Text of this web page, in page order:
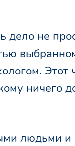
дело не
Этот
ничего
людьми и